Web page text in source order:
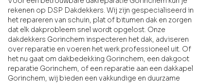
rekenen op DSP Dakdekkers. Wij zijn gespecialiseerd in
het repareren van schuin, plat of bitumen dak en zorgen
dat elk dakprobleem snel wordt opgelost. Onze
dakdekkers Gorinchem inspecteren het dak, adviseren
over reparatie en voeren het werk professioneel uit. Of
het nu gaat om dakbedekking Gorinchem, een dakgoot
reparatie Gorinchem, of een reparatie aan een dakkapel
Gorinchem, wij bieden een vakkundige en duurzame